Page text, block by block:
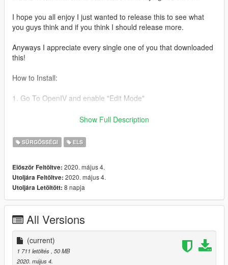
I hope you all enjoy I just wanted to release this to see what
you guys think and if you think I should release more.
Anyways I appreciate every single one of you that downloaded
this!
How to Install:
1. Go To OpenIV and enable "Edit Mode"
2. Navigate to mods>update>x64>dlcpacks>patchday...
3. Drag and drop your files there and load up Gta
4. Enjoy
!!!!PLEASE DO NOT RIP OR UPLOAD ANYWHERE CLAIMING
THAT THIS IS YOURS VEHICLES ARE UNEDITABLE HENCE
thanks :)
Show Full Description
SŰRGŐSSÉGI ELS
Először Feltöltve: 2020. május 4.
Utoljára Feltöltve: 2020. május 4.
Utoljára Letöltött: 8 napja
All Versions
(current)
1 711 letöltés , 50 MB
2020. május 4.